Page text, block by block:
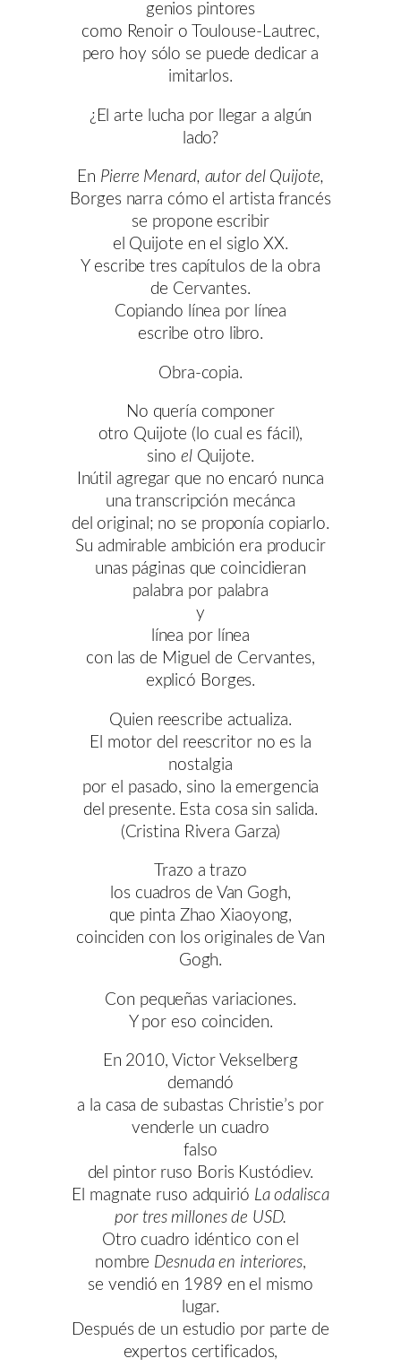
genios pintores
como Renoir o Toulouse-Lautrec,
pero hoy sólo se puede dedicar a
imitarlos.
¿El arte lucha por llegar a algún
lado?
En Pierre Menard, autor del Quijote,
Borges narra cómo el artista francés
se propone escribir
el Quijote en el siglo XX.
Y escribe tres capítulos de la obra
de Cervantes.
Copiando línea por línea
escribe otro libro.
Obra-copia.
No quería componer
otro Quijote (lo cual es fácil),
sino el Quijote.
Inútil agregar que no encaró nunca
una transcripción mecánca
del original; no se proponía copiarlo.
Su admirable ambición era producir
unas páginas que coincidieran
palabra por palabra
y
línea por línea
con las de Miguel de Cervantes,
explicó Borges.
Quien reescribe actualiza.
El motor del reescritor no es la
nostalgia
por el pasado, sino la emergencia
del presente. Esta cosa sin salida.
(Cristina Rivera Garza)
Trazo a trazo
los cuadros de Van Gogh,
que pinta Zhao Xiaoyong,
coinciden con los originales de Van
Gogh.
Con pequeñas variaciones.
Y por eso coinciden.
En 2010, Victor Vekselberg
demandó
a la casa de subastas Christie’s por
venderle un cuadro
falso
del pintor ruso Boris Kustódiev.
El magnate ruso adquirió La odalisca
por tres millones de USD.
Otro cuadro idéntico con el
nombre Desnuda en interiores,
se vendió en 1989 en el mismo
lugar.
Después de un estudio por parte de
expertos certificados,